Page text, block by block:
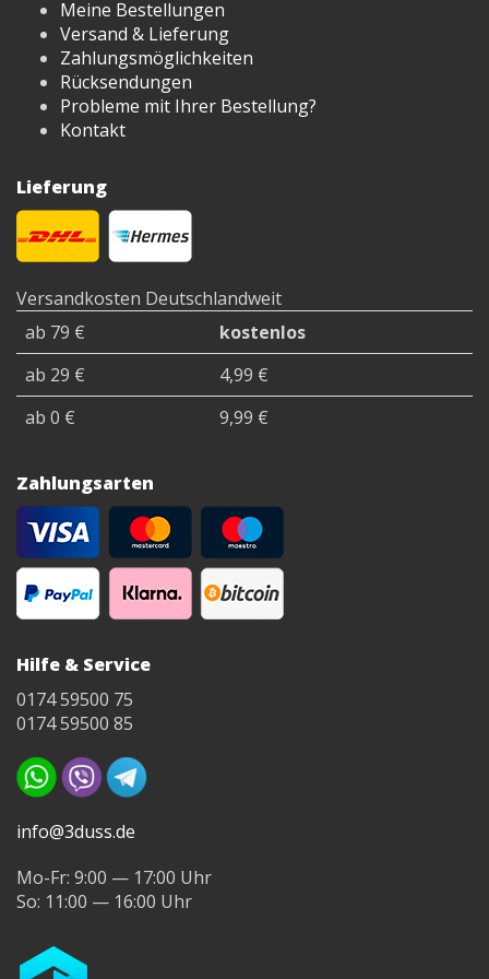
Dieses Modell ist
recht kompakt und
leicht, was es tragbar
und für den Besitzer
mobil macht.
Meine Bestellungen
Versand & Lieferung
Zahlungsmöglichkeiten
Rücksendungen
Probleme mit Ihrer Bestellung?
Kontakt
Lieferung
Versandkosten Deutschlandweit
ab 79 €
kostenlos
ab 29 €
4,99 €
ab 0 €
9,99 €
Zahlungsarten
Hilfe & Service
0174 59500 75
0174 59500 85
info@3duss.de
Mo-Fr: 9:00 — 17:00 Uhr
So: 11:00 — 16:00 Uhr